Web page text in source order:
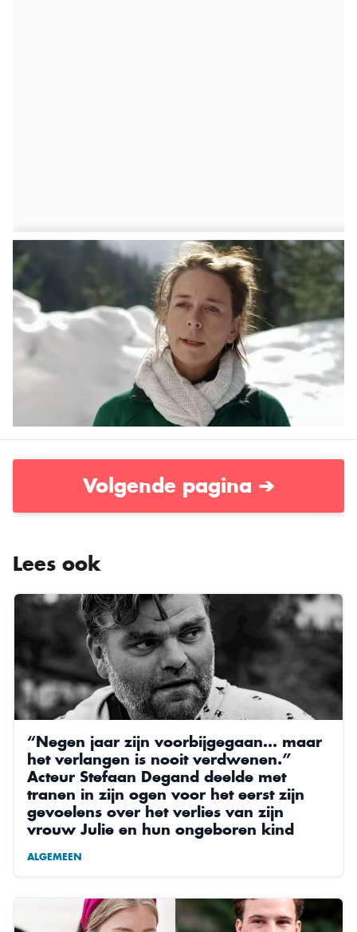
Volgende pagina ➔
Lees ook
“Negen jaar zijn voorbijgegaan… maar
het verlangen is nooit verdwenen.”
Acteur Stefaan Degand deelde met
tranen in zijn ogen voor het eerst zijn
gevoelens over het verlies van zijn
vrouw Julie en hun ongeboren kind
ALGEMEEN